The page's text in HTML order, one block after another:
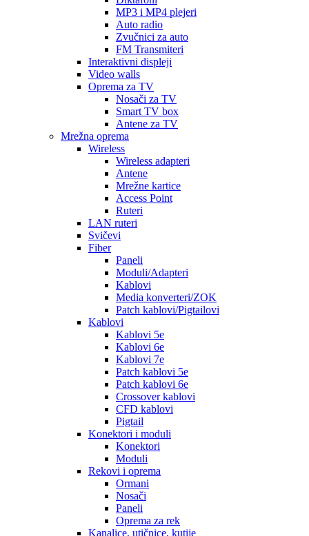
MP3 i MP4 plejeri
Auto radio
Zvučnici za auto
FM Transmiteri
Interaktivni displeji
Video walls
Oprema za TV
Nosači za TV
Smart TV box
Antene za TV
Mrežna oprema
Wireless
Wireless adapteri
Antene
Mrežne kartice
Access Point
Ruteri
LAN ruteri
Svičevi
Fiber
Paneli
Moduli/Adapteri
Kablovi
Media konverteri/ZOK
Patch kablovi/Pigtailovi
Kablovi
Kablovi 5e
Kablovi 6e
Kablovi 7e
Patch kablovi 5e
Patch kablovi 6e
Crossover kablovi
CFD kablovi
Pigtail
Konektori i moduli
Konektori
Moduli
Rekovi i oprema
Ormani
Nosači
Paneli
Oprema za rek
Kanalice, utičnice, kutije